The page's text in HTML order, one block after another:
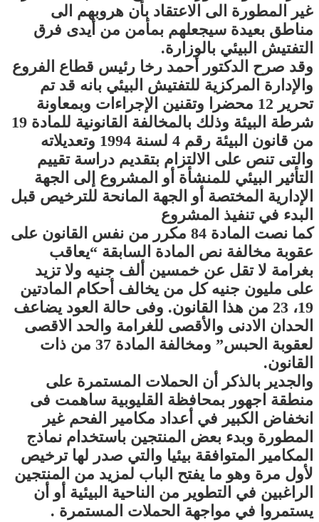
غير المطورة الى الاعتقاد بأن هروبهم الى
مناطق بعيدة سيجعلهم بمأمن من أيدى فرق
التفتيش البيئي بالوزارة.
وقد صرح الدكتور أحمد رخا رئيس قطاع الفروع
والإدارة المركزية للتفتيش البيئي بانه قد تم
تحرير 12 محضرا وتقنين الإجراءات وبمعاونة
شرطة البيئة وذلك بالمخالفة القانونية للمادة 19
من قانون البيئة رقم 4 لسنة 1994 وتعديلاته
والتى تنص على الالتزام بتقديم دراسة تقييم
التأثير البيئي للمنشأة أو المشروع إلى الجهة
الإدارية المختصة أو الجهة المانحة للترخيص قبل
البدء في تنفيذ المشروع
كما نصت المادة 84 مكرر من نفس القانون على
عقوبة مخالفة نص المادة السابقة “يعاقب
بغرامة لا تقل عن خمسين ألف جنيه ولا تزيد
على مليون جنيه كل من يخالف أحكام المادتين
19، 23 من هذا القانون. وفى حالة العود يضاعف
الحدان الادنى والأقصى للغرامة والحد الاقصى
لعقوبة الحبس” ومخالفة المادة 37 من ذات
القانون.
والجدير بالذكر أن الحملات المستمرة على
منطقة اجهور بمحافظة القليوبية ساهمت فى
انخفاض الكبير في أعداد مكامير الفحم غير
المطورة وبدء بعض المنتجين باستخدام نماذج
المكامير المتوافقة بيئيا والتي صدر لها ترخيص
لأول مرة وهو ما يفتح الباب لمزيد من المنتجين
الراغبين في التطوير من الناحية البيئية أو أن
يستمروا في مواجهة الحملات المستمرة .